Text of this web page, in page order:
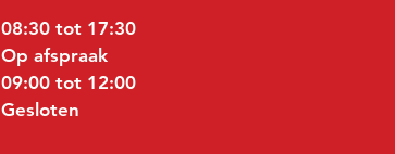
08:30 tot 17:30
Op afspraak
09:00 tot 12:00
Gesloten